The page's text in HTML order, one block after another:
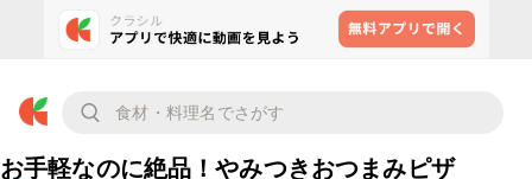
お手軽なのに絶品！やみつきおつまみピザ